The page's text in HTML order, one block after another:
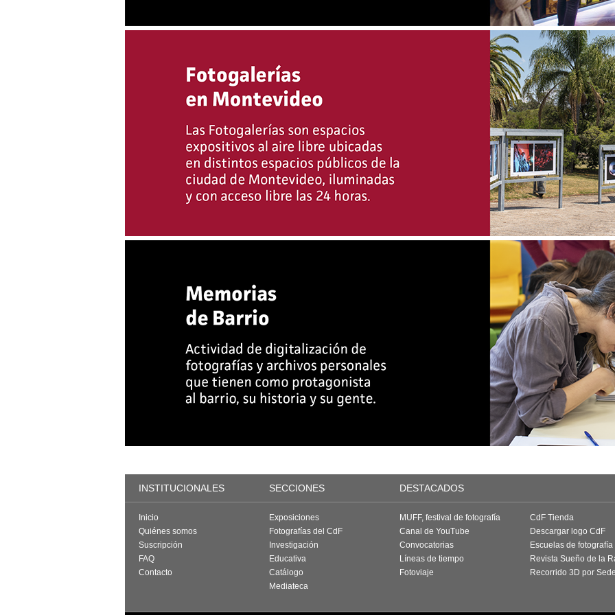
INSTITUCIONALES SECCIONES DESTACADOS
Inicio
Quiénes somos
Suscripción
FAQ
Contacto
Exposiciones
Fotografías del CdF
Investigación
Educativa
Catálogo
Mediateca
MUFF, festival de fotografía
Canal de YouTube
Convocatorias
Líneas de tiempo
Fotoviaje
CdF Tienda
Descargar logo CdF
Escuelas de fotografía
Revista Sueño de la
Recorrido 3D por